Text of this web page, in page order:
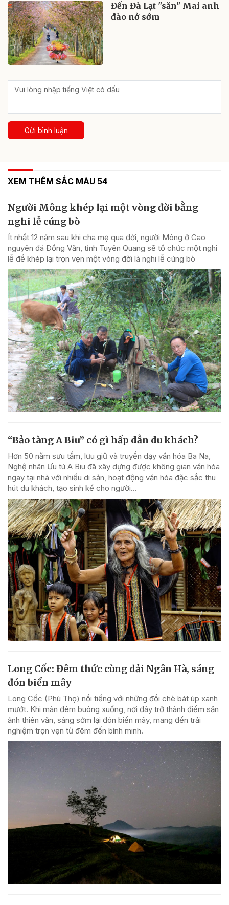
Đến Đà Lạt "săn" Mai anh
đào nở sớm
Gửi bình luận
XEM THÊM SẮC MÀU 54
Người Mông khép lại một vòng đời bằng
nghi lễ cúng bò
Ít nhất 12 năm sau khi cha mẹ qua đời, người Mông ở Cao
nguyên đá Đồng Văn, tỉnh Tuyên Quang sẽ tổ chức một nghi
lễ để khép lại trọn vẹn một vòng đời là nghi lễ cúng bò
“Bảo tàng A Biu” có gì hấp dẫn du khách?
Hơn 50 năm sưu tầm, lưu giữ và truyền dạy văn hóa Ba Na,
Nghệ nhân Ưu tú A Biu đã xây dựng được không gian văn hóa
ngay tại nhà với nhiều di sản, hoạt động văn hóa đặc sắc thu
hút du khách, tạo sinh kế cho người...
Long Cốc: Đêm thức cùng dải Ngân Hà, sáng
đón biển mây
Long Cốc (Phú Thọ) nổi tiếng với những đồi chè bát úp xanh
mướt. Khi màn đêm buông xuống, nơi đây trở thành điểm săn
ảnh thiên văn, sáng sớm lại đón biển mây, mang đến trải
nghiệm trọn vẹn từ đêm đến bình minh.